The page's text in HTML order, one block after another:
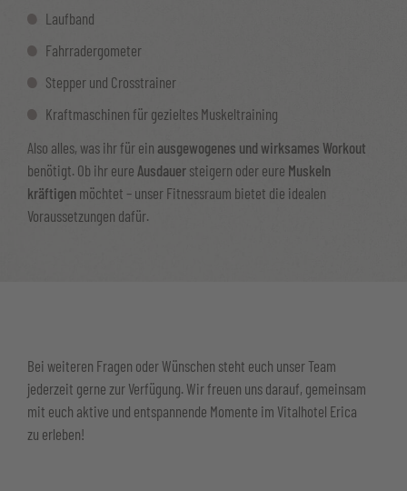
Laufband
Fahrradergometer
Stepper und Crosstrainer
Kraftmaschinen für gezieltes Muskeltraining
Also alles, was ihr für ein ausgewogenes und wirksames Workout
benötigt. Ob ihr eure Ausdauer steigern oder eure Muskeln
kräftigen möchtet – unser Fitnessraum bietet die idealen
Voraussetzungen dafür.
Bei weiteren Fragen oder Wünschen steht euch unser Team
jederzeit gerne zur Verfügung. Wir freuen uns darauf, gemeinsam
mit euch aktive und entspannende Momente im Vitalhotel Erica
zu erleben!